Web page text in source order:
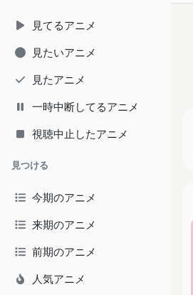
見てるアニメ
見たいアニメ
見たアニメ
一時中断してるアニメ
視聴中止したアニメ
見つける
今期のアニメ
来期のアニメ
前期のアニメ
人気アニメ